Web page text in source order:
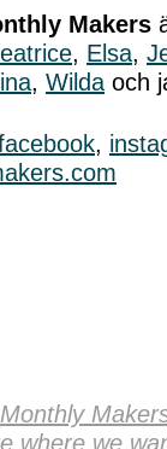
Makers
, Elsa,
, Wilda och
,
Monthly
where we